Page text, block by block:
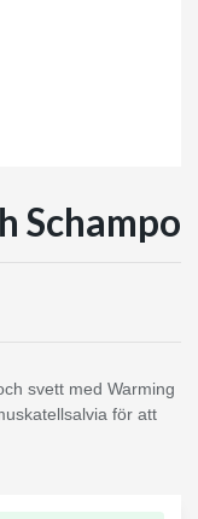
Schampo
svett med Warming
för att